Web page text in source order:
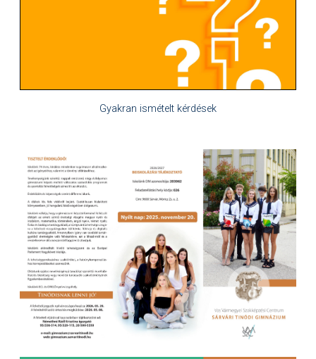
Gyakran ismételt kérdések